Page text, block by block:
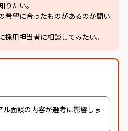
りたい。
希望に合ったものがあるのか聞い
採用担当者に相談してみたい。
ル面談の内容が選考に影響しま